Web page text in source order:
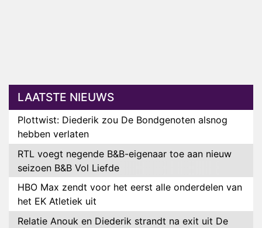
LAATSTE NIEUWS
Plottwist: Diederik zou De Bondgenoten alsnog
hebben verlaten
RTL voegt negende B&B-eigenaar toe aan nieuw
seizoen B&B Vol Liefde
HBO Max zendt voor het eerst alle onderdelen van
het EK Atletiek uit
Relatie Anouk en Diederik strandt na exit uit De